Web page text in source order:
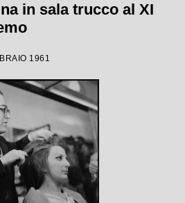
in sala trucco al XI
1961